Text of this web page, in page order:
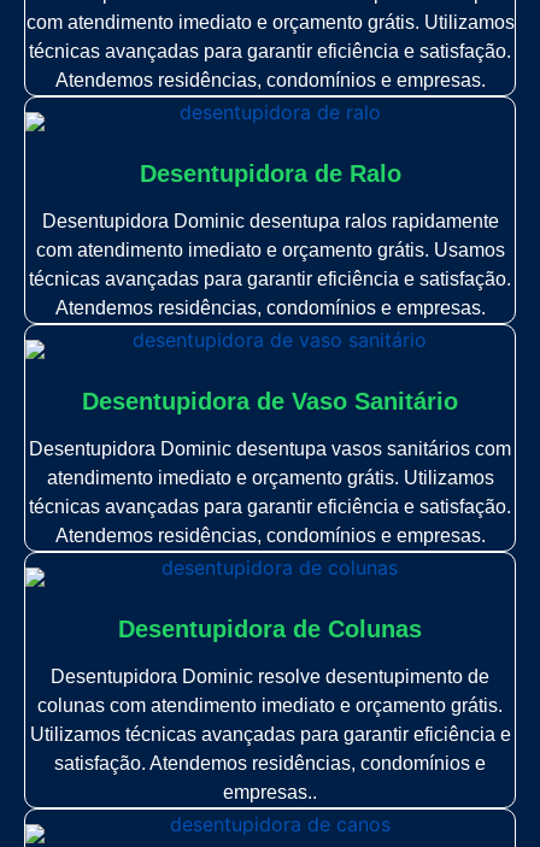
com atendimento imediato e orçamento grátis. Utilizamos
técnicas avançadas para garantir eficiência e satisfação.
Atendemos residências, condomínios e empresas.
Desentupidora de Ralo
Desentupidora Dominic desentupa ralos rapidamente
com atendimento imediato e orçamento grátis. Usamos
técnicas avançadas para garantir eficiência e satisfação.
Atendemos residências, condomínios e empresas.
Desentupidora de Vaso Sanitário
Desentupidora Dominic desentupa vasos sanitários com
atendimento imediato e orçamento grátis. Utilizamos
técnicas avançadas para garantir eficiência e satisfação.
Atendemos residências, condomínios e empresas.
Desentupidora de Colunas
Desentupidora Dominic resolve desentupimento de
colunas com atendimento imediato e orçamento grátis.
Utilizamos técnicas avançadas para garantir eficiência e
satisfação. Atendemos residências, condomínios e
empresas..